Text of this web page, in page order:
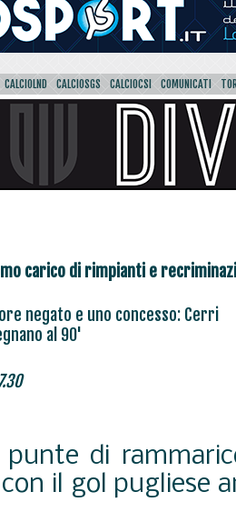
CALCIOLND CALCIOSGS CALCIOCSI COMUNICATI
carico di rimpianti e
negato e uno concesso: Cerri
al 90'
punte di
il gol pugliese